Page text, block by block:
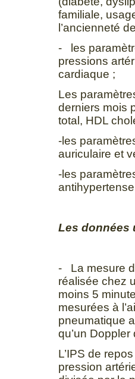
familiale,
l’ancienneté
- les
pressions
cardiaque ;
Les
derniers mois
total, HDL
-les
auriculaire et
-les
Les données
- La mesure
réalisée chez
moins 5
mesurées à
pneumatique
qu’un
L’IPS de
pression